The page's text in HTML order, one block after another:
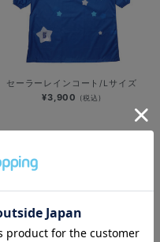
セーラーレインコート/Lサイズ
¥3,900 (税込)